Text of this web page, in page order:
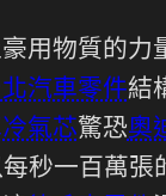
用物質的
汽車零件結
氣芯驚恐奧
秒一百萬張